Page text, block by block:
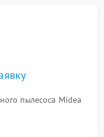
пылесоса Midea